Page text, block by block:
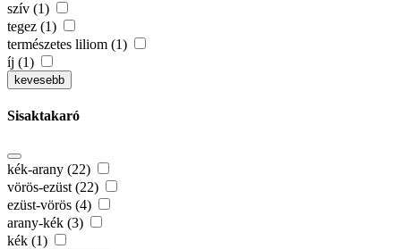
szív (1)
tegez (1)
természetes liliom (1)
íj (1)
kevesebb
Sisaktakaró
kék-arany (22)
vörös-ezüst (22)
ezüst-vörös (4)
arany-kék (3)
kék (1)